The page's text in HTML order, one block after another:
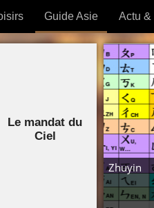
(24 OUTILS) »
Guide Asie Actu &
Articles
Le mandat du
Ciel
Zhuyin